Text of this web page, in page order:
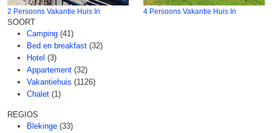
2 Persoons Vakantie Huis In 4 Persoons Vakantie Huis In
SOORT
Camping (41)
Bed en breakfast (32)
Hotel (3)
Appartement (32)
Vakantiehuis (1126)
Chalet (1)
REGIOS
Blekinge (33)